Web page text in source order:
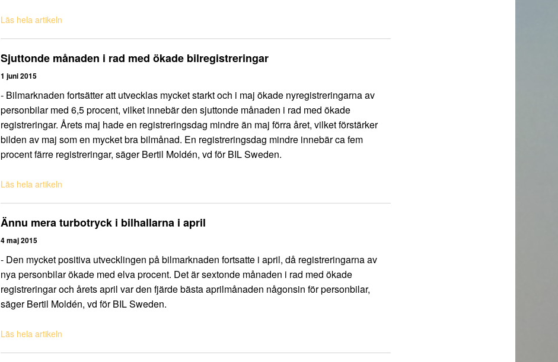
Läs hela artikeln
Sjuttonde månaden i rad med ökade bilregistreringar
1 juni 2015
- Bilmarknaden fortsätter att utvecklas mycket starkt och i maj ökade nyregistreringarna av
personbilar med 6,5 procent, vilket innebär den sjuttonde månaden i rad med ökade
registreringar. Årets maj hade en registreringsdag mindre än maj förra året, vilket förstärker
bilden av maj som en mycket bra bilmånad. En registreringsdag mindre innebär ca fem
procent färre registreringar, säger Bertil Moldén, vd för BIL Sweden.
Läs hela artikeln
Ännu mera turbotryck i bilhallarna i april
4 maj 2015
- Den mycket positiva utvecklingen på bilmarknaden fortsatte i april, då registreringarna av
nya personbilar ökade med elva procent. Det är sextonde månaden i rad med ökade
registreringar och årets april var den fjärde bästa aprilmånaden någonsin för personbilar,
säger Bertil Moldén, vd för BIL Sweden.
Läs hela artikeln